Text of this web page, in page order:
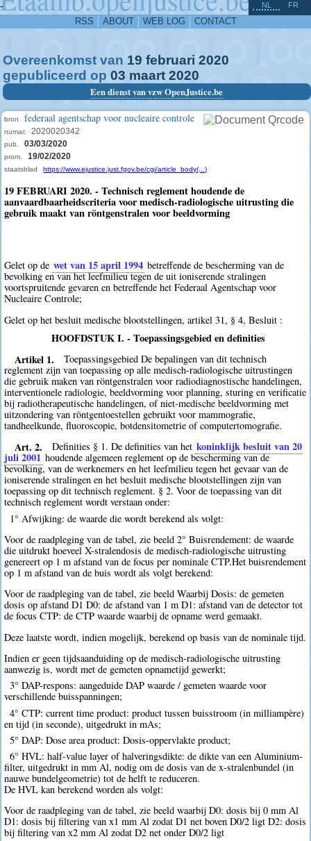
-
RSS ABOUT WEB LOG CONTACT
NL FR
Overeenkomst van 19 februari 2020
gepubliceerd op 03 maart 2020
Een dienst van vzw OpenJustice.be
bron federaal agentschap voor nucleaire controle
numac 2020020342
pub. 03/03/2020
prom. 19/02/2020
staatsblad https://www.ejustice.just.fgov.be/cgi/article_body(...)
19 FEBRUARI 2020. - Technisch reglement houdende de
aanvaardbaarheidscriteria voor medisch-radiologische uitrusting die
gebruik maakt van röntgenstralen voor beeldvorming
Gelet op de wet van 15 april 1994 betreffende de bescherming van de
bevolking en van het leefmilieu tegen de uit ioniserende stralingen
voortspruitende gevaren en betreffende het Federaal Agentschap voor
Nucleaire Controle;
Gelet op het besluit medische blootstellingen, artikel 31, § 4, Besluit :
HOOFDSTUK I. - Toepassingsgebied en definities
Artikel 1.
Toepassingsgebied De bepalingen van dit technisch
reglement zijn van toepassing op alle medisch-radiologische uitrustingen
die gebruik maken van röntgenstralen voor radiodiagnostische handelingen,
interventionele radiologie, beeldvorming voor planning, sturing en verificatie
bij radiotherapeutische handelingen, of niet-medische beeldvorming met
uitzondering van röntgentoestellen gebruikt voor mammografie,
tandheelkunde, fluoroscopie, botdensitometrie of computertomografie.
Art. 2. Definities § 1. De definities van het koninklijk besluit van 20
juli 2001 houdende algemeen reglement op de bescherming van de
bevolking, van de werknemers en het leefmilieu tegen het gevaar van de
ioniserende stralingen en het besluit medische blootstellingen zijn van
toepassing op dit technisch reglement. § 2. Voor de toepassing van dit
technisch reglement wordt verstaan onder:
1° Afwijking: de waarde die wordt berekend als volgt:
Voor de raadpleging van de tabel, zie beeld 2° Buisrendement: de waarde
die uitdrukt hoeveel X-stralendosis de medisch-radiologische uitrusting
genereert op 1 m afstand van de focus per nominale CTP.Het buisrendement
op 1 m afstand van de buis wordt als volgt berekend:
Voor de raadpleging van de tabel, zie beeld Waarbij Dosis: de gemeten
dosis op afstand D1 D0: de afstand van 1 m D1: afstand van de detector tot
de focus CTP: de CTP waarde waarbij de opname werd gemaakt.
Deze laatste wordt, indien mogelijk, berekend op basis van de nominale tijd.
Indien er geen tijdsaanduiding op de medisch-radiologische uitrusting
aanwezig is, wordt met de gemeten opnametijd gewerkt;
3° DAP-respons: aangeduide DAP waarde / gemeten waarde voor
verschillende buisspanningen;
4° CTP: current time product: product tussen buisstroom (in milliampère)
en tijd (in seconde), uitgedrukt in mAs;
5° DAP: Dose area product: Dosis-oppervlakte product;
6° HVL: half-value layer of halveringsdikte: de dikte van een Aluminium-
filter, uitgedrukt in mm Al, nodig om de dosis van de x-stralenbundel (in
nauwe bundelgeometrie) tot de helft te reduceren.
De HVL kan berekend worden als volgt:
Voor de raadpleging van de tabel, zie beeld waarbij D0: dosis bij 0 mm Al
D1: dosis bij filtering van x1 mm Al zodat D1 net boven D0/2 ligt D2: dosis
bij filtering van x2 mm Al zodat D2 net onder D0/2 ligt
^